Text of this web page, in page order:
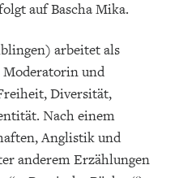
auf Bascha Mika.
arbeitet als
und
Diversität,
Nach einem
Anglistik und
anderem Erzählungen